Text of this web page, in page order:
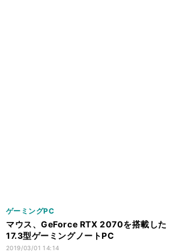
ゲーミングPC
マウス、GeForce RTX 2070を搭載した
17.3型ゲーミングノートPC
2019/03/01 14:14